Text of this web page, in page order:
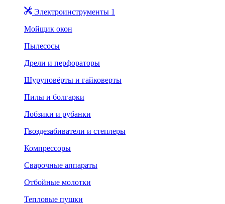
Электроинструменты 1
Мойщик окон
Пылесосы
Дрели и перфораторы
Шуруповёрты и гайковерты
Пилы и болгарки
Лобзики и рубанки
Гвоздезабиватели и степлеры
Компрессоры
Сварочные аппараты
Отбойные молотки
Тепловые пушки